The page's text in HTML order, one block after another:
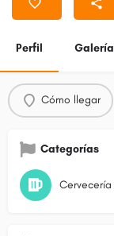
Perfil Galería
Cómo llegar
Categorías
Cervecería